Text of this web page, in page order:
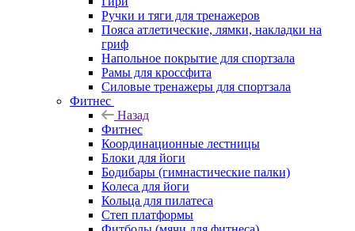
Ручки и тяги для тренажеров
Пояса атлетические, лямки, накладки на
гриф
Напольное покрытие для спортзала
Рамы для кроссфита
Силовые тренажеры для спортзала
Фитнес
Назад
Фитнес
Координационные лестницы
Блоки для йоги
Бодибары (гимнастические палки)
Колеса для йоги
Кольца для пилатеса
Степ платформы